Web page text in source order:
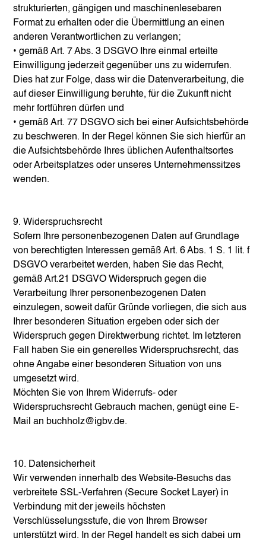
strukturierten, gängigen und maschinenlesebaren
Format zu erhalten oder die Übermittlung an einen
anderen Verantwortlichen zu verlangen;
• gemäß Art. 7 Abs. 3 DSGVO Ihre einmal erteilte
Einwilligung jederzeit gegenüber uns zu widerrufen.
Dies hat zur Folge, dass wir die Datenverarbeitung, die
auf dieser Einwilligung beruhte, für die Zukunft nicht
mehr fortführen dürfen und
• gemäß Art. 77 DSGVO sich bei einer Aufsichtsbehörde
zu beschweren. In der Regel können Sie sich hierfür an
die Aufsichtsbehörde Ihres üblichen Aufenthaltsortes
oder Arbeitsplatzes oder unseres Unternehmenssitzes
wenden.
9. Widerspruchsrecht
Sofern Ihre personenbezogenen Daten auf Grundlage
von berechtigten Interessen gemäß Art. 6 Abs. 1 S. 1 lit. f
DSGVO verarbeitet werden, haben Sie das Recht,
gemäß Art.21 DSGVO Widerspruch gegen die
Verarbeitung Ihrer personenbezogenen Daten
einzulegen, soweit dafür Gründe vorliegen, die sich aus
Ihrer besonderen Situation ergeben oder sich der
Widerspruch gegen Direktwerbung richtet. Im letzteren
Fall haben Sie ein generelles Widerspruchsrecht, das
ohne Angabe einer besonderen Situation von uns
umgesetzt wird.
Möchten Sie von Ihrem Widerrufs- oder
Widerspruchsrecht Gebrauch machen, genügt eine E-
Mail an buchholz@igbv.de.
10. Datensicherheit
Wir verwenden innerhalb des Website-Besuchs das
verbreitete SSL-Verfahren (Secure Socket Layer) in
Verbindung mit der jeweils höchsten
Verschlüsselungsstufe, die von Ihrem Browser
unterstützt wird. In der Regel handelt es sich dabei um